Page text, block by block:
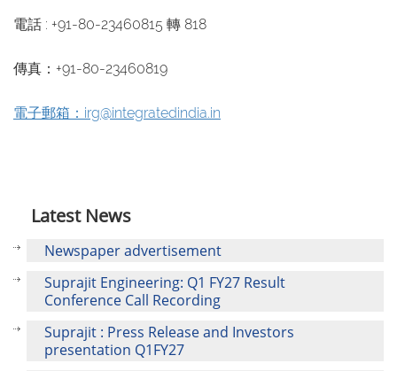
電話 : +91-80-23460815 轉 818
傳真：+91-80-23460819
電子郵箱：irg@integratedindia.in
Latest News
Newspaper advertisement
Suprajit Engineering: Q1 FY27 Result
Conference Call Recording
Suprajit : Press Release and Investors
presentation Q1FY27